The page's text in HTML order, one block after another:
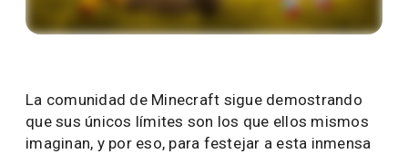
La comunidad de Minecraft sigue demostrando
que sus únicos límites son los que ellos mismos
imaginan, y por eso, para festejar a esta inmensa